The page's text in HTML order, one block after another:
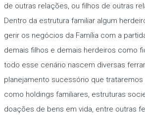
de outras relações, ou filhos de outras
Dentro da estrutura familiar algum
gerir os negócios da Família com a
demais filhos e demais herdeiros como
todo esse cenário nascem diversas
planejamento sucessório que trataremos
como holdings familiares, estruturas
doações de bens em vida, entre outras